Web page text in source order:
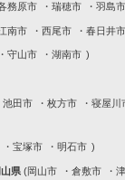
務原市 瑞穂市 羽島市
南市 西尾市 春日井市
守山市 湖南市
池田市 枚方市 寝屋川
宝塚市 明石市
山県 岡山市 倉敷市